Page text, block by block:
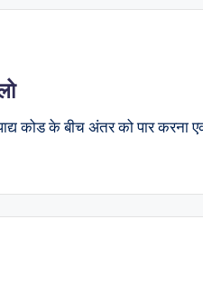
कोड के बीच अंतर को पार करना